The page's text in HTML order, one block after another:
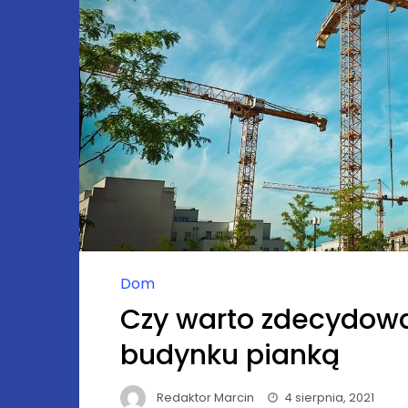
Dom
Czy warto
budynku pianką
Redaktor Marcin 4 sierpnia, 2021